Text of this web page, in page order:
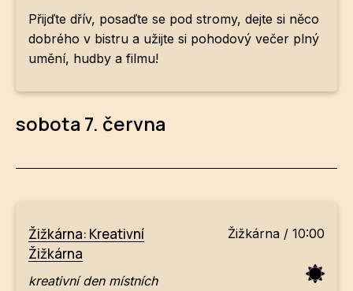
Přijďte dřív, posaďte se pod stromy, dejte si něco
dobrého v bistru a užijte si pohodový večer plný
umění, hudby a filmu!
sobota 7. června
Žižkárna: Kreativní
Žižkárna
kreativní den místních
Žižkárna / 10:00